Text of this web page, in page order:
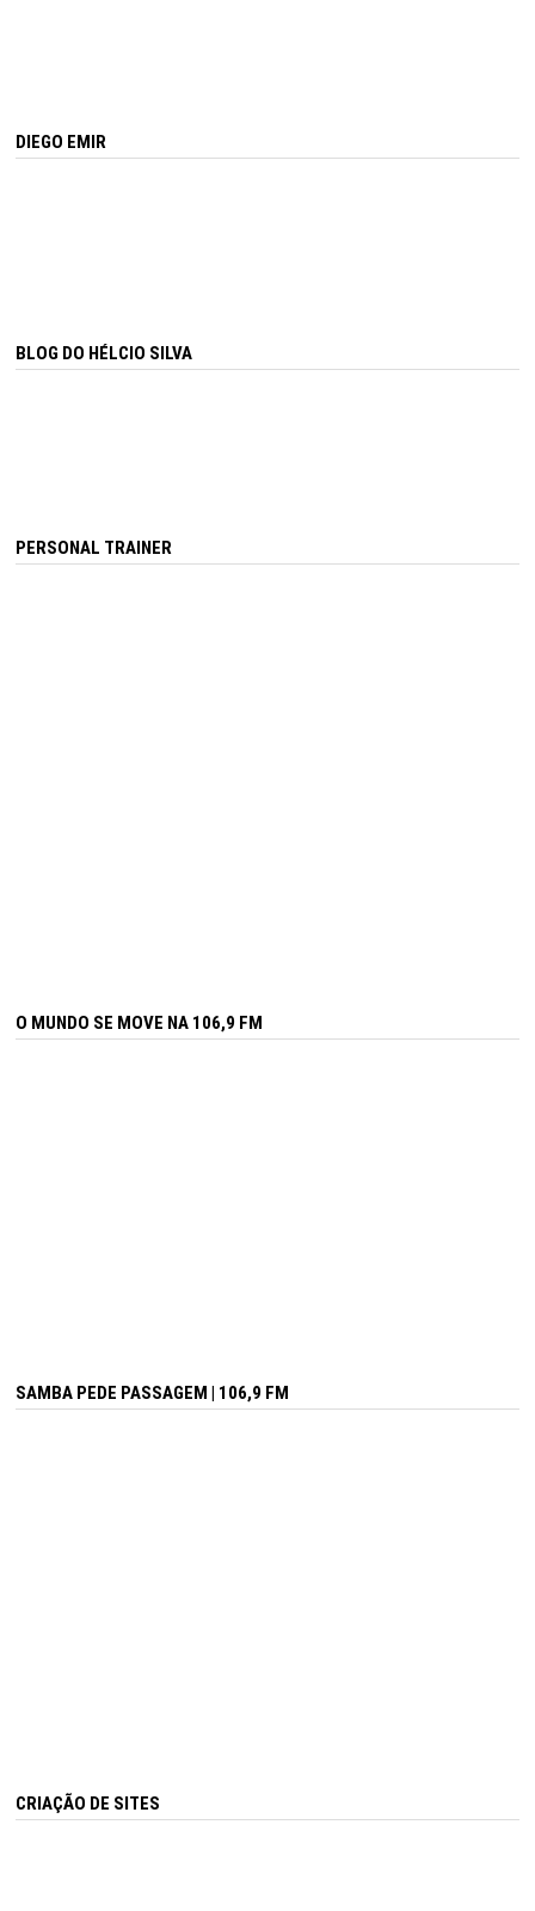
DIEGO EMIR
BLOG DO HÉLCIO SILVA
PERSONAL TRAINER
O MUNDO SE MOVE NA 106,9 FM
SAMBA PEDE PASSAGEM | 106,9 FM
CRIAÇÃO DE SITES